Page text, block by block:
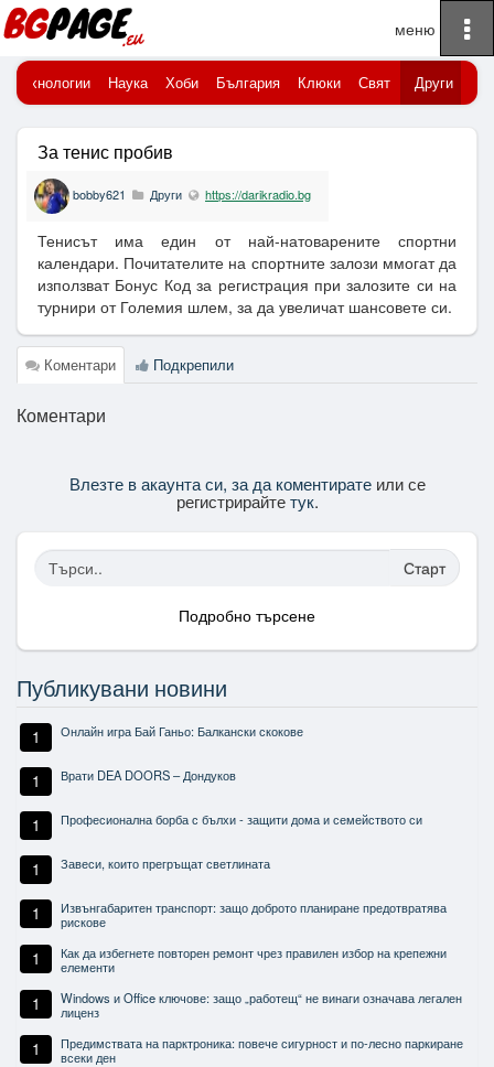
Начало
Технологии Наука Хоби България Клюки Свят Други
За тенис пробив
bobby621 Други https://darikradio.bg
Тенисът има един от най-натоварените спортни
календари. Почитателите на спортните залози ммогат да
използват Бонус Код за регистрация при залозите си на
турнири от Големия шлем, за да увеличат шансовете си.
Коментари Подкрепили
Коментари
Влезте в акаунта си, за да коментиратеили се
регистрирайтетук.
Старт
Подробно търсене
Публикувани новини
1 Онлайн игра Бай Ганьо: Балкански скокове
1 Врати DEA DOORS – Дондуков
1 Професионална борба с бълхи - защити дома и семейството си
1 Завеси, които прегръщат светлината
1
Извънгабаритен транспорт: защо доброто планиране предотвратява
рискове
1
Как да избегнете повторен ремонт чрез правилен избор на крепежни
елементи
1
Windows и Office ключове: защо „работещ“ не винаги означава легален
лиценз
1
Предимствата на парктроника: повече сигурност и по-лесно паркиране
всеки ден